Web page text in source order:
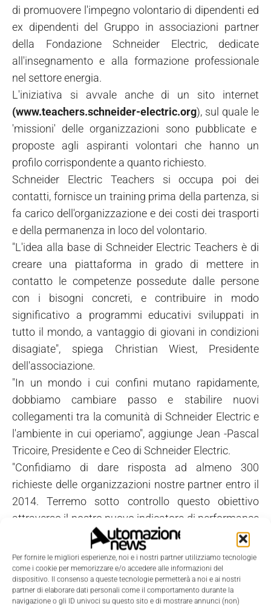
Per fornire le migliori esperienze, noi e i nostri partner utilizziamo tecnologie
come i cookie per memorizzare e/o accedere alle informazioni del
dispositivo. Il consenso a queste tecnologie permetterà a noi e ai nostri
partner di elaborare dati personali come il comportamento durante la
navigazione o gli ID univoci su questo sito e di mostrare annunci (non)
di promuovere l'impegno volontario di dipendenti ed
ex dipendenti del Gruppo in associazioni partner
della Fondazione Schneider Electric, dedicate
all'insegnamento e alla formazione professionale
nel settore energia.
L'iniziativa si avvale anche di un sito internet
(www.teachers.schneider-electric.org), sul quale le
'missioni' delle organizzazioni sono pubblicate e
proposte agli aspiranti volontari che hanno un
profilo corrispondente a quanto richiesto.
Schneider Electric Teachers si occupa poi dei
contatti, fornisce un training prima della partenza, si
fa carico dell'organizzazione e dei costi dei trasporti
e della permanenza in loco del volontario.
"L'idea alla base di Schneider Electric Teachers è di
creare una piattaforma in grado di mettere in
contatto le competenze possedute dalle persone
con i bisogni concreti, e contribuire in modo
significativo a programmi educativi sviluppati in
tutto il mondo, a vantaggio di giovani in condizioni
disagiate", spiega Christian Wiest, Presidente
dell'associazione.
"In un mondo i cui confini mutano rapidamente,
dobbiamo cambiare passo e stabilire nuovi
collegamenti tra la comunità di Schneider Electric e
l'ambiente in cui operiamo", aggiunge Jean -Pascal
Tricoire, Presidente e Ceo di Schneider Electric.
"Confidiamo di dare risposta ad almeno 300
richieste delle organizzazioni nostre partner entro il
2014. Terremo sotto controllo questo obiettivo
attraverso il nostro nuovo indicatore di performance
dedicato allo sviluppo sostenibile, il Planet&Society
Barometer".
Schneider Electric Teachers progetta di sviluppare le
proprie attività principalmente in Africa, Cina, India e
Brasile nel 2012.